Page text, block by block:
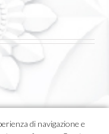
di navigazione e